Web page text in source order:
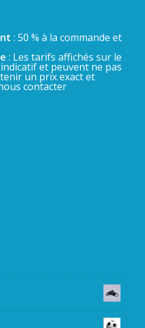
: 50 % à la commande et
: Les tarifs affichés sur le
et peuvent ne pas
un prix exact et
contacter